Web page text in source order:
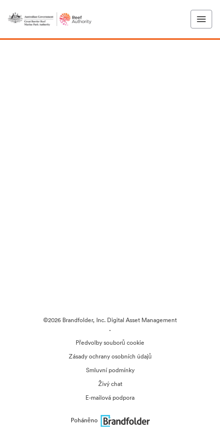
©2026 Brandfolder, Inc. Digital Asset Management
·
Předvolby souborů cookie
Zásady ochrany osobních údajů
Smluvní podmínky
Živý chat
E-mailová podpora
Poháněno